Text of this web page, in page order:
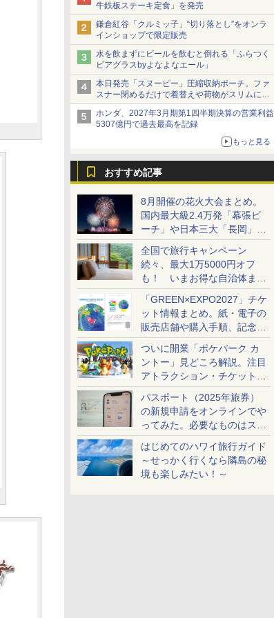
牛鉄板ステーキ定食」を発売
鎌倉紅谷「クルミッ子」“切り落とし”をオンラ
インショップで限定販売
水を飲まずにビールを飲むと倒れる「ふらつく
ビアグラスbyよなよなエール」
本日発売「スヌーピー」圧縮収納ポーチ。ファ
スナー閉めるだけで着替えや荷物がスリムにま
とまる
ホンダ、2027年3月期第1四半期決算の営業利益
5307億円で過去最高を記録
もっと見る
おすすめ記事
8月開催の花火大会まとめ。
国内最大級2.4万発「幕張ビ
ーチ」や日本三大「長岡」な
ど大型イベント目白押し！
全国で旅行キャンペーン
続々、最大1万5000円オフ
も！ いまお得な自治体まと
め
「GREEN×EXPO2027」チケ
ット情報まとめ。紙・電子の
販売店舗や購入手順、記念チ
ケットも解説
ついに開業「ポケパーク カ
ントー」見どころ解説。注目
アトラクション・チケット手
配・来場前に必要な準備は？
パスポート（2025年旅券）
の新規申請をオンラインでや
ってみた。必要なものはスマ
ホとマイナカードのみ
はじめてのハワイ旅行ガイド
～せっかく行くなら隣島の秘
境も楽しみたい！～